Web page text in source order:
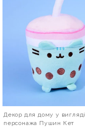
Декор для дому у вигляді
персонажа Пушин Кет